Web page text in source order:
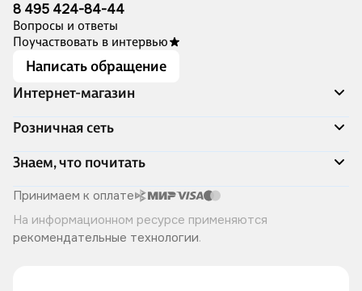
8 495 424-84-44
Вопросы и ответы
Поучаствовать в интервью
Написать обращение
Интернет-магазин
Акции
Доставка и оплата
Программа лояльности
Подарочные сертификаты
Правила продажи
Политика конфиденциальности
Розничная сеть
Адреса магазинов
Книжный Дозор
О компании
Читай-город для бизнеса
Хотите у нас работать?
Знаем, что почитать
Скоро в продаже
Лучшие из лучших
Читай-журнал
Принимаем к оплате
На информационном ресурсе применяются
рекомендательные технологии.